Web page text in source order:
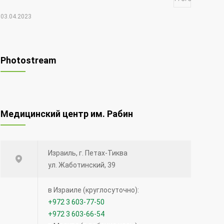
03.04.2023
Синий лазер для удаления опухолей и
Photostream
Медицинский центр им. Рабин
Израиль, г. Петах-Тиква
ул. Жаботинский, 39
в Израиле (круглосуточно):
+972 3 603-77-50
+972 3 603-66-54